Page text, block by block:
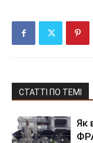
СТАТТІ ПО ТЕМІ
Як